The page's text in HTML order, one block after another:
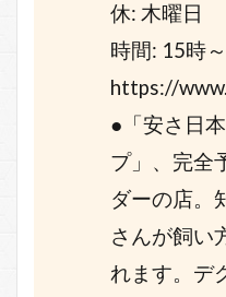
休: 木曜日
時間: 15時
https://
●「安さ日
プ」、完全
ダーの店。
さんが飼い
れます。デ